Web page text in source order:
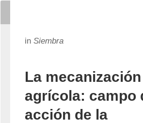
in Siembra
La mecanización
agrícola: campo
acción de la